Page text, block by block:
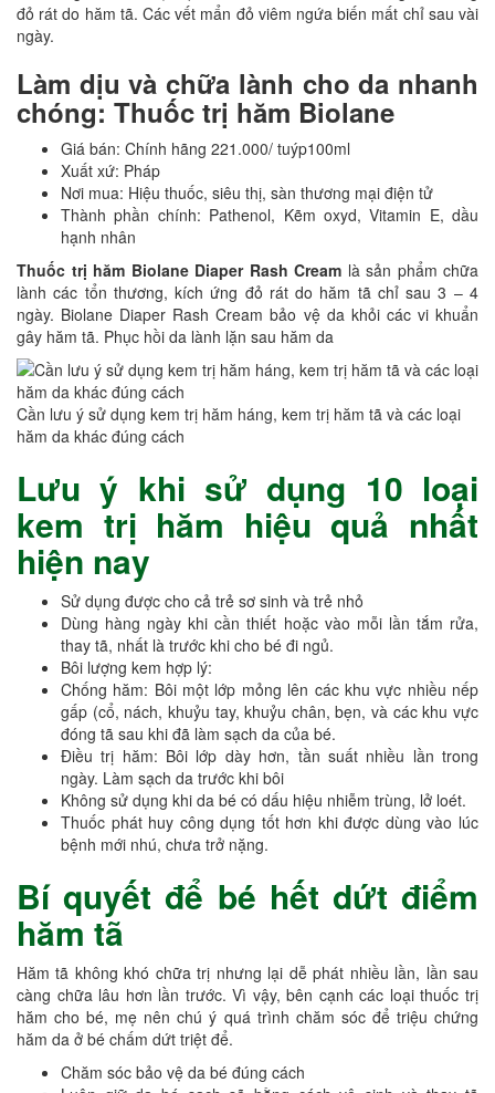
đỏ rát do hăm tã. Các vết mẩn đỏ viêm ngứa biến mất chỉ sau vài
ngày.
Làm dịu và chữa lành cho da nhanh
chóng: Thuốc trị hăm Biolane
Giá bán: Chính hãng 221.000/ tuýp100ml
Xuất xứ: Pháp
Nơi mua: Hiệu thuốc, siêu thị, sàn thương mại điện tử
Thành phần chính: Pathenol, Kẽm oxyd, Vitamin E, dầu
hạnh nhân
Thuốc trị hăm Biolane Diaper Rash Cream là sản phẩm chữa
lành các tổn thương, kích ứng đỏ rát do hăm tã chỉ sau 3 – 4
ngày. Biolane Diaper Rash Cream bảo vệ da khỏi các vi khuẩn
gây hăm tã. Phục hồi da lành lặn sau hăm da
Cần lưu ý sử dụng kem trị hăm háng, kem trị hăm tã và các loại
hăm da khác đúng cách
Lưu ý khi sử dụng 10 loại
kem trị hăm hiệu quả nhất
hiện nay
Sử dụng được cho cả trẻ sơ sinh và trẻ nhỏ
Dùng hàng ngày khi cần thiết hoặc vào mỗi lần tắm rửa,
thay tã, nhất là trước khi cho bé đi ngủ.
Bôi lượng kem hợp lý:
Chống hăm: Bôi một lớp mỏng lên các khu vực nhiều nếp
gấp (cổ, nách, khuỷu tay, khuỷu chân, bẹn, và các khu vực
đóng tã sau khi đã làm sạch da của bé.
Điều trị hăm: Bôi lớp dày hơn, tần suất nhiều lần trong
ngày. Làm sạch da trước khi bôi
Không sử dụng khi da bé có dấu hiệu nhiễm trùng, lở loét.
Thuốc phát huy công dụng tốt hơn khi được dùng vào lúc
bệnh mới nhú, chưa trở nặng.
Bí quyết để bé hết dứt điểm
hăm tã
Hăm tã không khó chữa trị nhưng lại dễ phát nhiều lần, lần sau
càng chữa lâu hơn lần trước. Vì vậy, bên cạnh các loại thuốc trị
hăm cho bé, mẹ nên chú ý quá trình chăm sóc để triệu chứng
hăm da ở bé chấm dứt triệt để.
Chăm sóc bảo vệ da bé đúng cách